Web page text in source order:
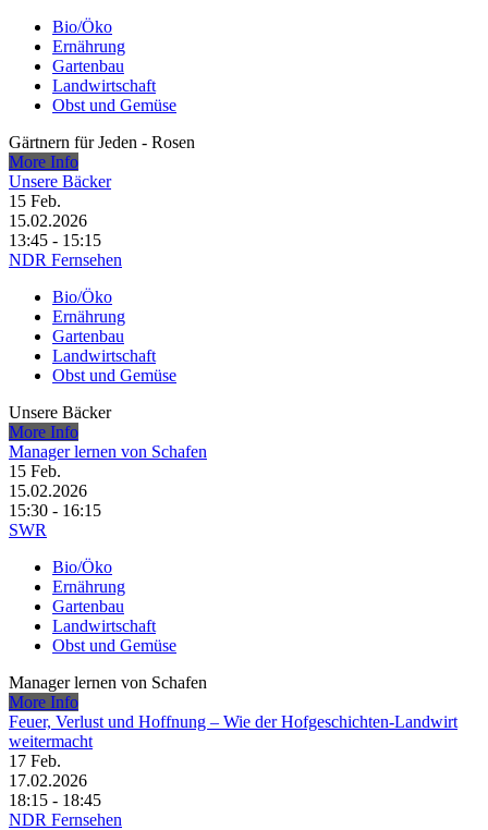
Bio/Öko
Ernährung
Gartenbau
Landwirtschaft
Obst und Gemüse
Gärtnern für Jeden - Rosen
More Info
Unsere Bäcker
15 Feb.
15.02.2026
13:45 - 15:15
NDR Fernsehen
Bio/Öko
Ernährung
Gartenbau
Landwirtschaft
Obst und Gemüse
Unsere Bäcker
More Info
Manager lernen von Schafen
15 Feb.
15.02.2026
15:30 - 16:15
SWR
Bio/Öko
Ernährung
Gartenbau
Landwirtschaft
Obst und Gemüse
Manager lernen von Schafen
More Info
Feuer, Verlust und Hoffnung – Wie der Hofgeschichten-Landwirt
weitermacht
17 Feb.
17.02.2026
18:15 - 18:45
NDR Fernsehen